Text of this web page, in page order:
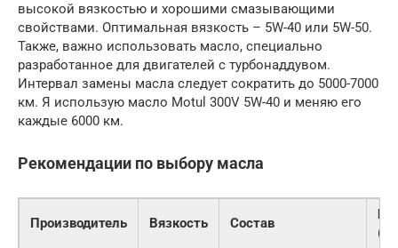
высокой вязкостью и хорошими смазывающими
свойствами. Оптимальная вязкость – 5W-40 или 5W-50.
Также, важно использовать масло, специально
разработанное для двигателей с турбонаддувом.
Интервал замены масла следует сократить до 5000-7000
км. Я использую масло Motul 300V 5W-40 и меняю его
каждые 6000 км.
Рекомендации по выбору масла
Производитель Вязкость Состав